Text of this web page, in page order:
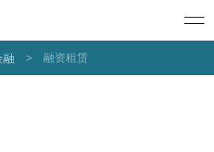
融 > 融资租赁